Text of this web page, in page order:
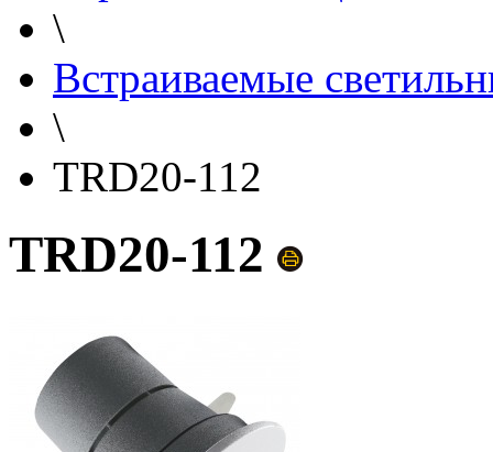
\
Встраиваемые
\
TRD20-112
TRD20-112